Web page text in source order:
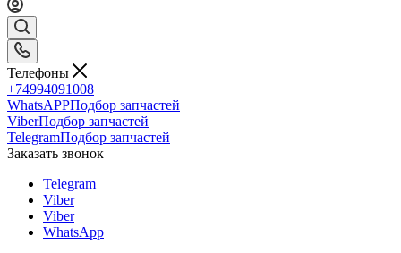
Телефоны
+74994091008
WhatsAPPПодбор запчастей
ViberПодбор запчастей
TelegramПодбор запчастей
Заказать звонок
Telegram
Viber
Viber
WhatsApp